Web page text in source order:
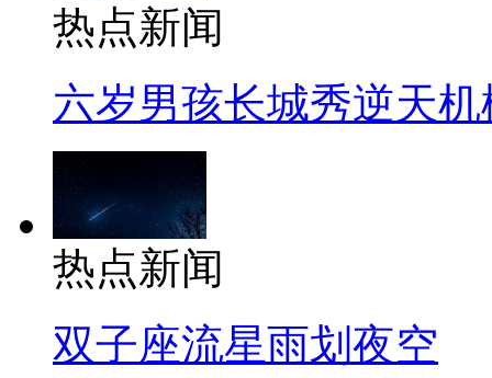
热点新闻
六岁男孩长城秀逆天机
热点新闻
双子座流星雨划夜空